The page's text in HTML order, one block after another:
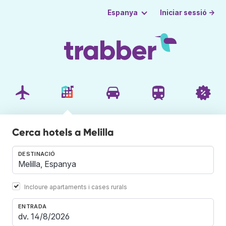
Espanya Iniciar sessió →
Cerca hotels a Melilla
DESTINACIÓ
Incloure apartaments i cases rurals
ENTRADA